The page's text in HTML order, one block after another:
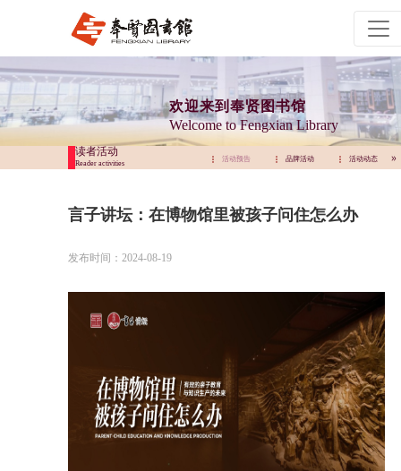
欢迎来到奉贤图书馆
Welcome to Fengxian Library
读者活动
Reader activities
品牌活动 活动预告 品牌活动 活动动态
言子讲坛：在博物馆里被孩子问住怎么办
发布时间：2024-08-19